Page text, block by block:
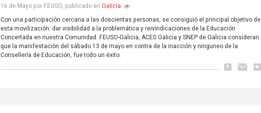
16 de Mayo por FEUSO, publicado enGalicia
Con una participación cercana a las doscientas personas, se consiguió el principal objetivo de
esta movilización: dar visibilidad a la problemática y reivindicaciones de la Educación
Concertada en nuestra Comunidad. FEUSO-Galicia, ACES Galicia y SNEP de Galicia consideran
que la manifestación del sábado 13 de mayo en contra de la inacción y ninguneo de la
Consellería de Educación, fue todo un éxito.